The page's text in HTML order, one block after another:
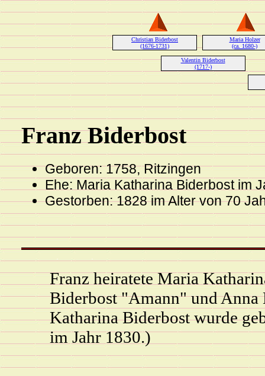
Christian Biderbost
(1676-1731)
Maria Holzer
(ca. 1680-)
Valentin Biderbost
(1717-)
Franz Biderbost
Geboren: 1758, Ritzingen
Ehe: Maria Katharina Biderbost im
Gestorben: 1828 im Alter von 70
Franz heiratete Maria
Biderbost "Amann" und Anna
Katharina Biderbost wurde
im Jahr 1830.)